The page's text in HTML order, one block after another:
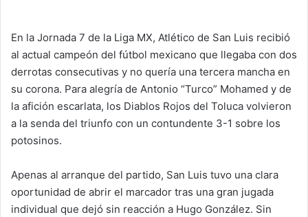
En la Jornada 7 de la Liga MX, Atlético de San Luis recibió
al actual campeón del fútbol mexicano que llegaba con dos
derrotas consecutivas y no quería una tercera mancha en
su corona. Para alegría de Antonio “Turco” Mohamed y de
la afición escarlata, los Diablos Rojos del Toluca volvieron
a la senda del triunfo con un contundente 3-1 sobre los
potosinos.
Apenas al arranque del partido, San Luis tuvo una clara
oportunidad de abrir el marcador tras una gran jugada
individual que dejó sin reacción a Hugo González. Sin